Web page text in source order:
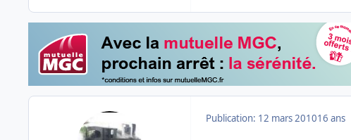
Publication: 12 mars 201016 ans